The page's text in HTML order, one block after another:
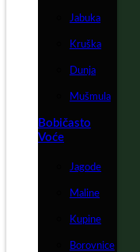
Jabuka
Kruška
Dunja
Mušmula
Bobičasto
Voće
Jagode
Maline
Kupine
Borovnice